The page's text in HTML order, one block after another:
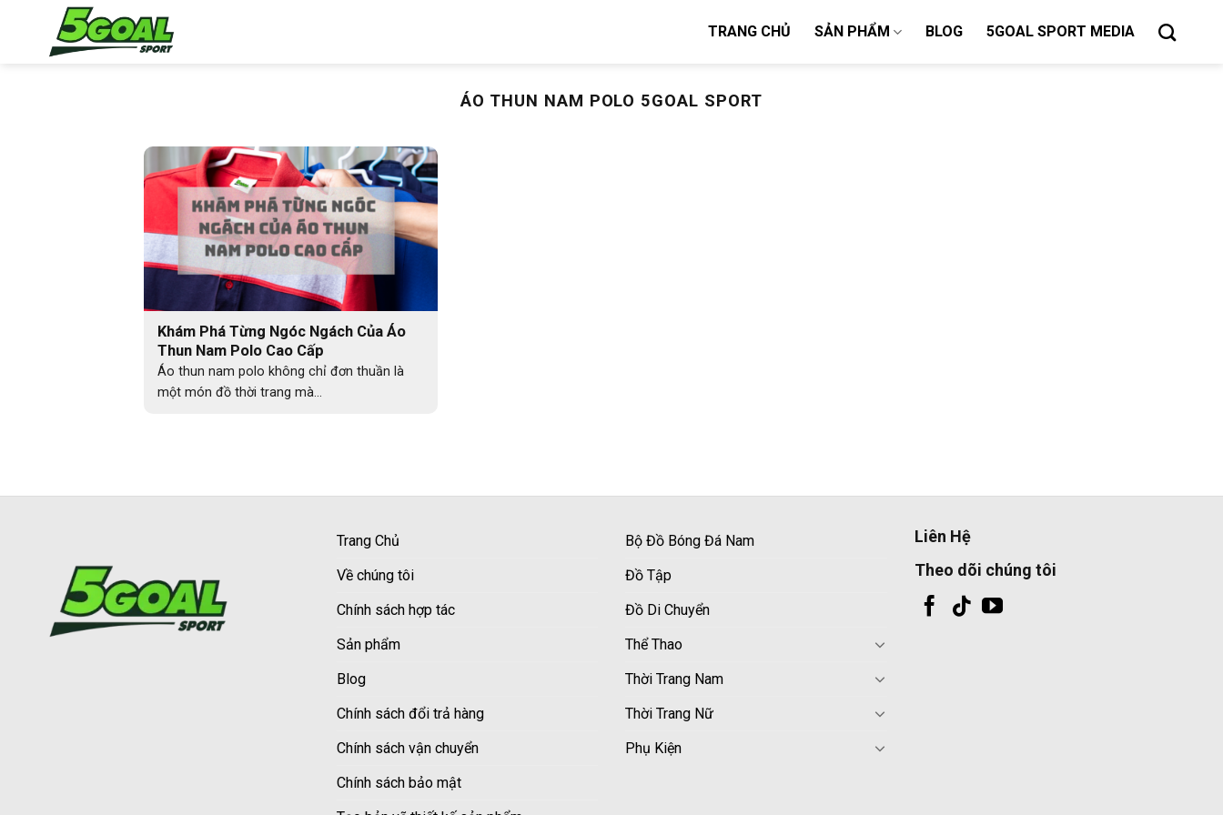
TRANG CHỦ SẢN PHẨM BLOG 5GOAL SPORT MEDIA
ÁO THUN NAM POLO 5GOAL SPORT
Khám Phá Từng Ngóc Ngách Của Áo
Thun Nam Polo Cao Cấp
Áo thun nam polo không chỉ đơn thuần là
một món đồ thời trang mà...
Trang Chủ
Về chúng tôi
Chính sách hợp tác
Sản phẩm
Blog
Chính sách đổi trả hàng
Chính sách vận chuyển
Chính sách bảo mật
Bộ Đồ Bóng Đá Nam
Đồ Tập
Đồ Di Chuyển
Thể Thao
Thời Trang Nam
Thời Trang Nữ
Phụ Kiện
Liên Hệ
Theo dõi chúng tôi